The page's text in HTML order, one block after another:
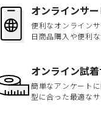
オンラインサ
便利なオンライン
日商品購入や便利
オンライン試
簡単なアンケート
型に合った最適な